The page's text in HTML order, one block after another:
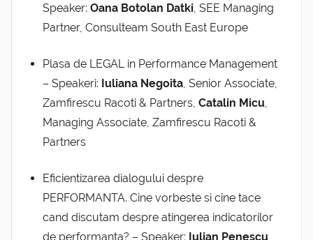
Speaker: Oana Botolan Datki, SEE Managing
Partner, Consulteam South East Europe
Plasa de LEGAL in Performance Management
– Speakeri: Iuliana Negoita, Senior Associate,
Zamfirescu Racoti & Partners, Catalin Micu,
Managing Associate, Zamfirescu Racoti &
Partners
Eficientizarea dialogului despre
PERFORMANTA. Cine vorbeste si cine tace
cand discutam despre atingerea indicatorilor
de performanta? – Speaker: Iulian Penescu